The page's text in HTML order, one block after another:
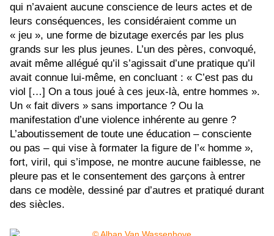
qui n’avaient aucune conscience de leurs actes et de
leurs conséquences, les considéraient comme un
« jeu », une forme de bizutage exercés par les plus
grands sur les plus jeunes. L’un des pères, convoqué,
avait même allégué qu’il s’agissait d’une pratique qu’il
avait connue lui-même, en concluant : « C’est pas du
viol […] On a tous joué à ces jeux-là, entre hommes ».
Un « fait divers » sans importance ? Ou la
manifestation d’une violence inhérente au genre ?
L’aboutissement de toute une éducation – consciente
ou pas – qui vise à formater la figure de l’« homme »,
fort, viril, qui s’impose, ne montre aucune faiblesse, ne
pleure pas et le consentement des garçons à entrer
dans ce modèle, dessiné par d’autres et pratiqué durant
des siècles.